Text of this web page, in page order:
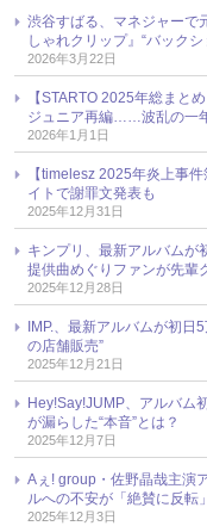
渋谷すばる、マネジャーで
しゃれクリップ』“バック
2026年3月22日
【STARTO 2025年総まと
ジュニア再編……波乱の一
2026年1月1日
【timelesz 2025年炎上事
イトで謝罪文発表も
2025年12月31日
キンプリ、最新アルバム
提供曲めぐりファンが先輩
2025年12月28日
IMP.、最新アルバムが初
の店舗販売”
2025年12月21日
Hey!Say!JUMP、アルバ
が漏らした“本音”とは？
2025年12月7日
Aぇ! group・佐野晶哉主演
ルへの不安が「絶賛に反転
2025年12月3日